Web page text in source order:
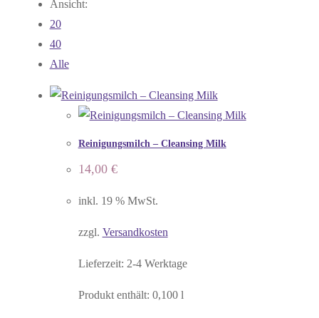
Ansicht:
20
40
Alle
Reinigungsmilch – Cleansing Milk
14,00 €
inkl. 19 % MwSt.
zzgl. Versandkosten
Lieferzeit: 2-4 Werktage
Produkt enthält: 0,100 l